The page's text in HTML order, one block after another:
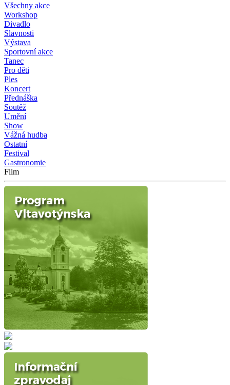
Všechny akce
Workshop
Divadlo
Slavnosti
Výstava
Sportovní akce
Tanec
Pro děti
Ples
Koncert
Přednáška
Soutěž
Umění
Show
Vážná hudba
Ostatní
Festival
Gastronomie
Film